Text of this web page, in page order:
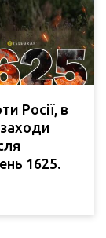
Росії, в
заходи
1625.